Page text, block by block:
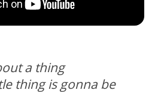
a thing
thing is gonna be